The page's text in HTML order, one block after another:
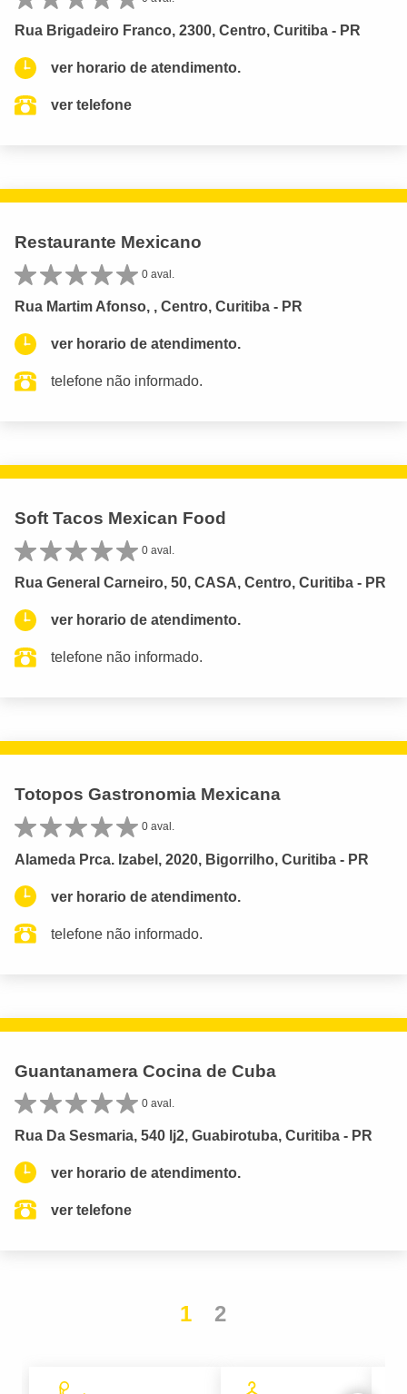
Rua Brigadeiro Franco, 2300, Centro, Curitiba - PR
ver horario de atendimento.
ver telefone
Restaurante Mexicano
0 aval.
Rua Martim Afonso, , Centro, Curitiba - PR
ver horario de atendimento.
telefone não informado.
Soft Tacos Mexican Food
0 aval.
Rua General Carneiro, 50, CASA, Centro, Curitiba - PR
ver horario de atendimento.
telefone não informado.
Totopos Gastronomia Mexicana
0 aval.
Alameda Prca. Izabel, 2020, Bigorrilho, Curitiba - PR
ver horario de atendimento.
telefone não informado.
Guantanamera Cocina de Cuba
0 aval.
Rua Da Sesmaria, 540 lj2, Guabirotuba, Curitiba - PR
ver horario de atendimento.
ver telefone
1 2